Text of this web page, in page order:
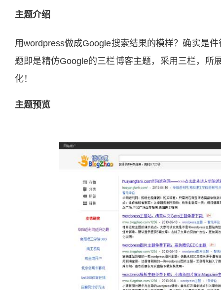
主题介绍
用wordpress做成Google搜索结果的模样？确实是
题即是精仿Google的三栏博客主题，采用三栏，所
化！
主题预览